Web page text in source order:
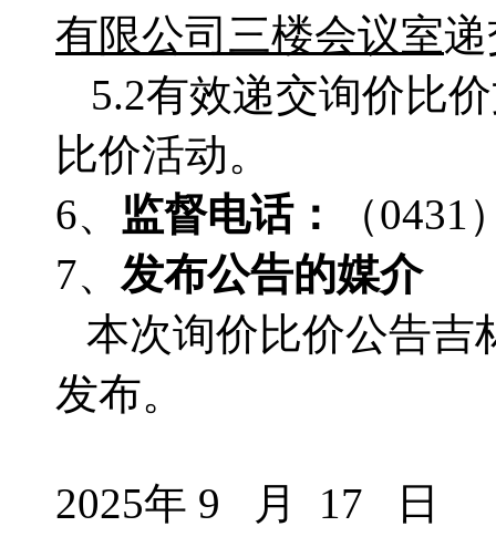
有限公司三楼会议室
5.2有效递交询价比
比价活动。
6、 监督电话： （0431
7、 发布公告的媒介
本次询价比价公告吉
发布。
2025年 9 月 17 日